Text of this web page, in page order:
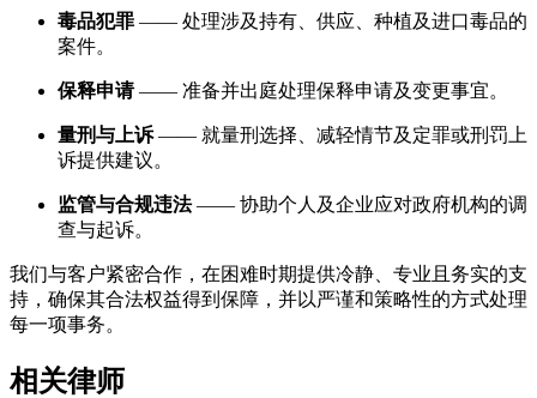
毒品犯罪 —— 处理涉及持有、供应、种植及进口毒品的
案件。
保释申请—— 准备并出庭处理保释申请及变更事宜。
量刑与上诉—— 就量刑选择、减轻情节及定罪或刑罚上
诉提供建议。
监管与合规违法—— 协助个人及企业应对政府机构的调
查与起诉。
我们与客户紧密合作，在困难时期提供冷静、专业且务实的支
持，确保其合法权益得到保障，并以严谨和策略性的方式处理
每一项事务。
相关律师